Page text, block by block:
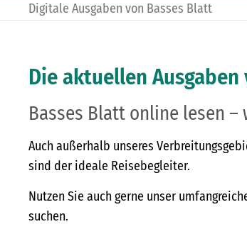
Digitale Ausgaben von Basses Blatt
Die aktuellen
Basses Blatt online lesen –
Auch außerhalb unseres
sind der ideale Reisebegleiter.
Nutzen Sie auch gerne unser
suchen.